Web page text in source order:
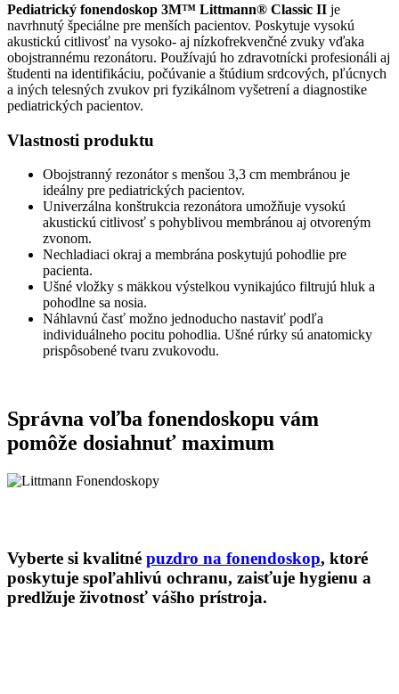
Pediatrický fonendoskop 3M™ Littmann® Classic II je
navrhnutý špeciálne pre menších pacientov. Poskytuje vysokú
akustickú citlivosť na vysoko- aj nízkofrekvenčné zvuky vďaka
obojstrannému rezonátoru. Používajú ho zdravotnícki profesionáli aj
študenti na identifikáciu, počúvanie a štúdium srdcových, pľúcnych
a iných telesných zvukov pri fyzikálnom vyšetrení a diagnostike
pediatrických pacientov.
Vlastnosti produktu
Obojstranný rezonátor s menšou 3,3 cm membránou je
ideálny pre pediatrických pacientov.
Univerzálna konštrukcia rezonátora umožňuje vysokú
akustickú citlivosť s pohyblivou membránou aj otvoreným
zvonom.
Nechladiaci okraj a membrána poskytujú pohodlie pre
pacienta.
Ušné vložky s mäkkou výstelkou vynikajúco filtrujú hluk a
pohodlne sa nosia.
Náhlavnú časť možno jednoducho nastaviť podľa
individuálneho pocitu pohodlia. Ušné rúrky sú anatomicky
prispôsobené tvaru zvukovodu.
Správna voľba fonendoskopu vám
pomôže dosiahnuť maximum
Vyberte si kvalitné puzdro na fonendoskop, ktoré
poskytuje spoľahlivú ochranu, zaisťuje hygienu a
predlžuje životnosť vášho prístroja.